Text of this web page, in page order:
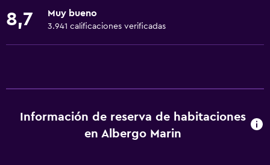
Cocineta
Tetera/cafetera
8,7 Muy bueno
3.941 calificaciones verificadas
Información de reserva de habitaciones
en Albergo Marin